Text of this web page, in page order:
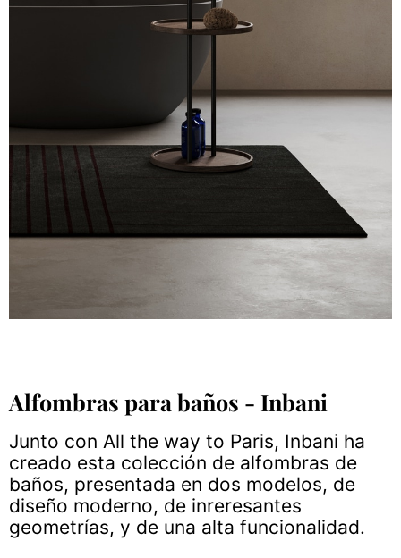
Alfombras para baños - Inbani
Junto con All the way to Paris, Inbani ha
creado esta colección de alfombras de
baños, presentada en dos modelos, de
diseño moderno, de inreresantes
geometrías, y de una alta funcionalidad.